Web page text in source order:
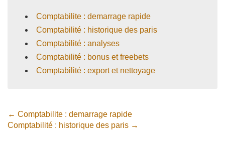
Comptabilite : demarrage rapide
Comptabilité : historique des paris
Comptabilité : analyses
Comptabilité : bonus et freebets
Comptabilité : export et nettoyage
← Comptabilite : demarrage rapide
Comptabilité : historique des paris →